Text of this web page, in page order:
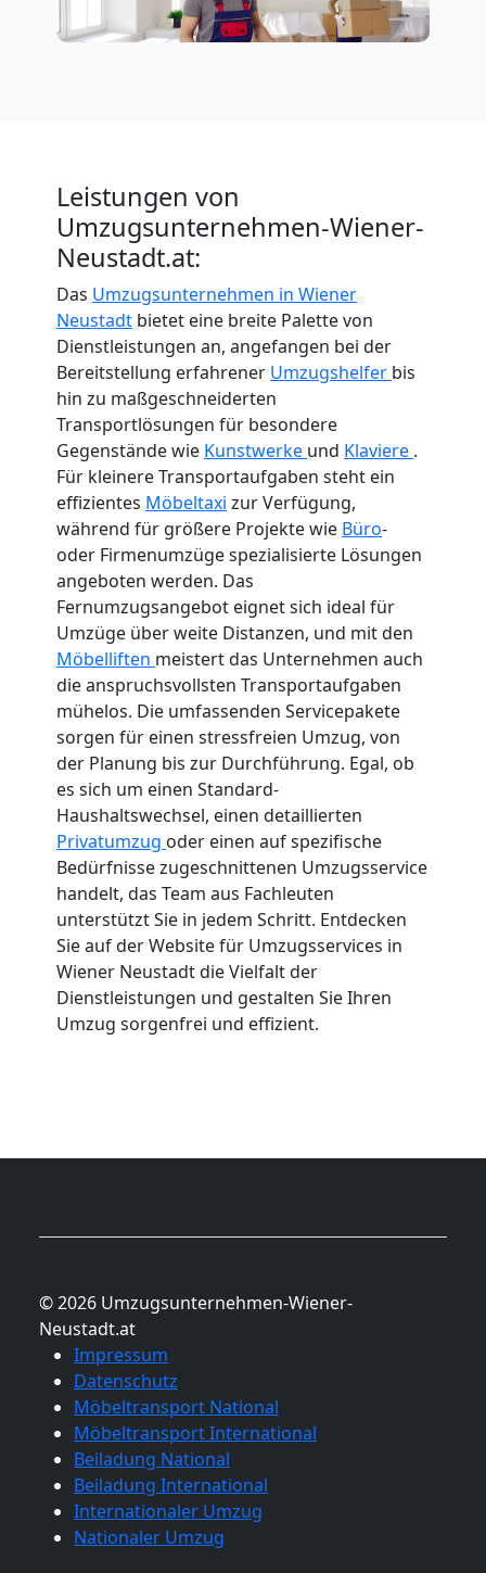
Leistungen von
Umzugsunternehmen-Wiener-
Neustadt.at:
Das Umzugsunternehmen in Wiener
Neustadt bietet eine breite Palette von
Dienstleistungen an, angefangen bei der
Bereitstellung erfahrener Umzugshelfer bis
hin zu maßgeschneiderten
Transportlösungen für besondere
Gegenstände wie Kunstwerke und Klaviere .
Für kleinere Transportaufgaben steht ein
effizientes Möbeltaxi zur Verfügung,
während für größere Projekte wie Büro-
oder Firmenumzüge spezialisierte Lösungen
angeboten werden. Das
Fernumzugsangebot eignet sich ideal für
Umzüge über weite Distanzen, und mit den
Möbelliften meistert das Unternehmen auch
die anspruchsvollsten Transportaufgaben
mühelos. Die umfassenden Servicepakete
sorgen für einen stressfreien Umzug, von
der Planung bis zur Durchführung. Egal, ob
es sich um einen Standard-
Haushaltswechsel, einen detaillierten
Privatumzug oder einen auf spezifische
Bedürfnisse zugeschnittenen Umzugsservice
handelt, das Team aus Fachleuten
unterstützt Sie in jedem Schritt. Entdecken
Sie auf der Website für Umzugsservices in
Wiener Neustadt die Vielfalt der
Dienstleistungen und gestalten Sie Ihren
Umzug sorgenfrei und effizient.
© 2026 Umzugsunternehmen-Wiener-
Neustadt.at
Impressum
Datenschutz
Möbeltransport National
Möbeltransport International
Beiladung National
Beiladung International
Internationaler Umzug
Nationaler Umzug
Internationaler
Umzug
Nationaler
Umzug